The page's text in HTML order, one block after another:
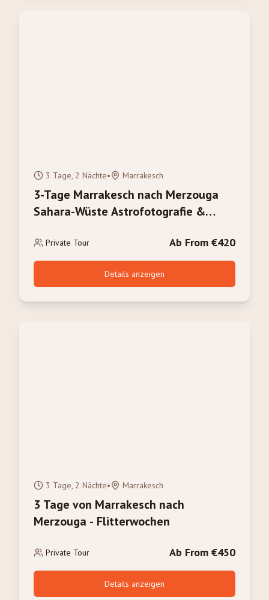
3 Tage, 2 Nächte• Marrakesch
3-Tage Marrakesch nach Merzouga
Sahara-Wüste Astrofotografie &
Private Tour Ab From €420
Details anzeigen
3 Tage, 2 Nächte• Marrakesch
3 Tage von Marrakesch nach
Merzouga - Flitterwochen
Private Tour Ab From €450
Details anzeigen